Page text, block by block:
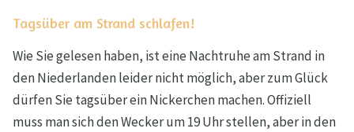
Tagsüber am Strand schlafen!
Wie Sie gelesen haben, ist eine Nachtruhe am Strand in
den Niederlanden leider nicht möglich, aber zum Glück
dürfen Sie tagsüber ein Nickerchen machen. Offiziell
muss man sich den Wecker um 19 Uhr stellen, aber in den